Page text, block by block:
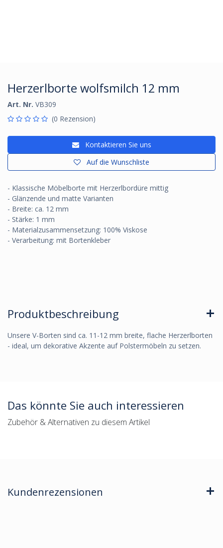
Herzerlborte wolfsmilch 12 mm
Art. Nr. VB309
(0 Rezension)
Kontaktieren Sie uns
Auf die Wunschliste
- Klassische Möbelborte mit Herzerlbordüre mittig
- Glänzende und matte Varianten
- Breite: ca. 12 mm
- Stärke: 1 mm
- Materialzusammensetzung: 100% Viskose
- Verarbeitung: mit Bortenkleber
Produktbeschreibung
Unsere V-Borten sind ca. 11-12 mm breite, flache Herzerlborten
- ideal, um dekorative Akzente auf Polstermöbeln zu setzen.
Das könnte Sie auch interessieren
Zubehör & Alternativen zu diesem Artikel
Kundenrezensionen